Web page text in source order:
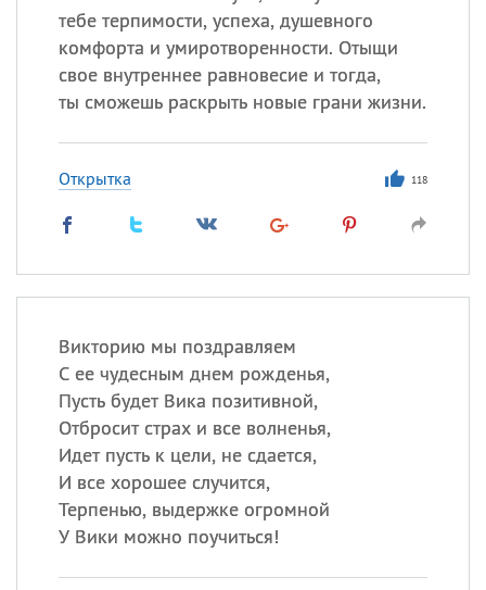
тебе терпимости, успеха, душевного
комфорта и умиротворенности. Отыщи
свое внутреннее равновесие и тогда,
ты сможешь раскрыть новые грани жизни.
Открытка 118
Викторию мы поздравляем
С ее чудесным днем рожденья,
Пусть будет Вика позитивной,
Отбросит страх и все волненья,
Идет пусть к цели, не сдается,
И все хорошее случится,
Терпенью, выдержке огромной
У Вики можно поучиться!